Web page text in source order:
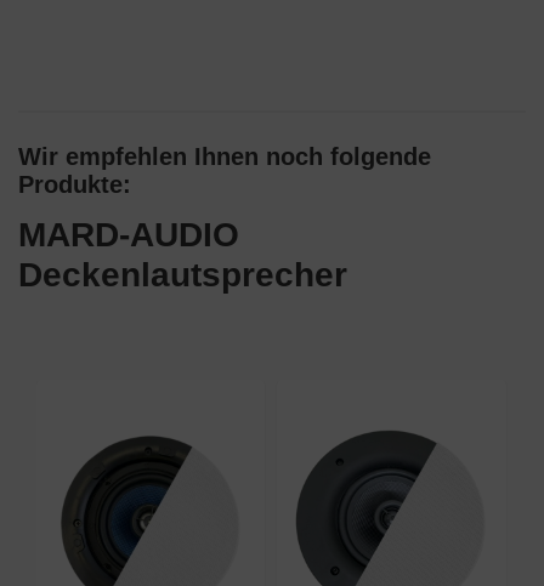
Wir empfehlen Ihnen noch folgende
Produkte:
MARD-AUDIO
Deckenlautsprecher